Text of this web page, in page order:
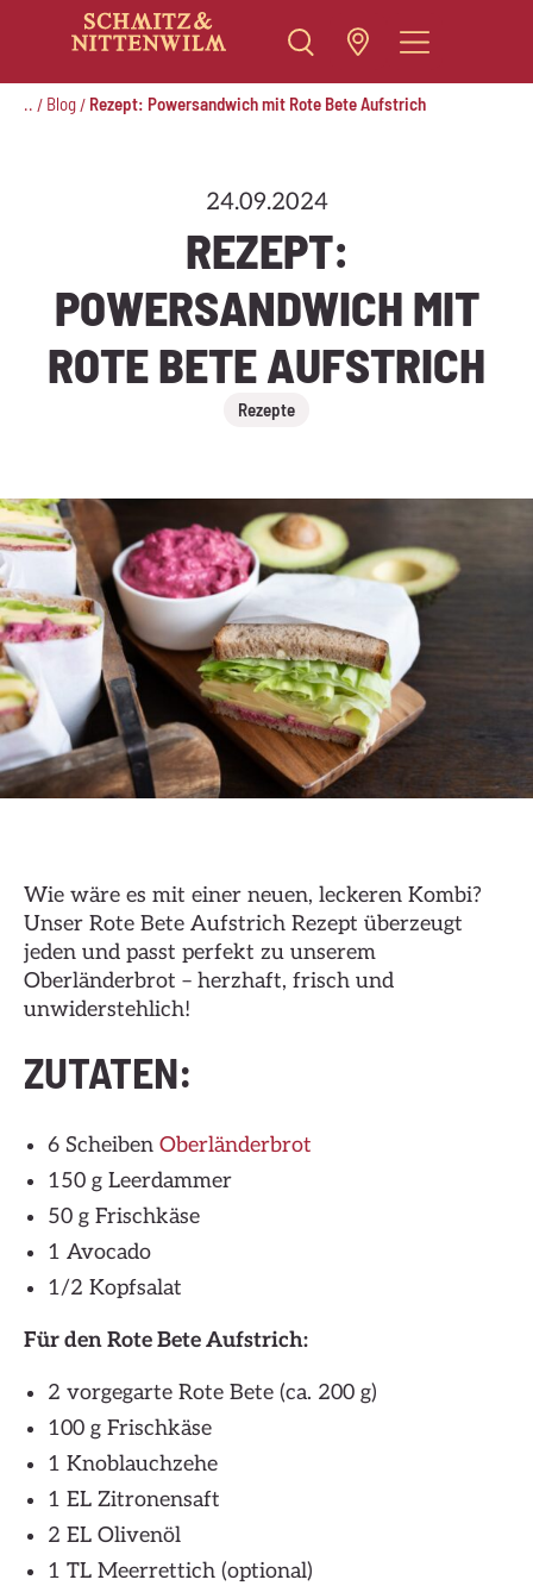
springen
.. / Blog / Rezept: Powersandwich mit Rote Bete Aufstrich
24.09.2024
REZEPT:
POWERSANDWICH MIT
ROTE BETE AUFSTRICH
Rezepte
Wie wäre es mit einer neuen, leckeren Kombi?
Unser Rote Bete Aufstrich Rezept überzeugt
jeden und passt perfekt zu unserem
Oberländerbrot – herzhaft, frisch und
unwiderstehlich!
ZUTATEN:
6 Scheiben Oberländerbrot
150 g Leerdammer
50 g Frischkäse
1 Avocado
1/2 Kopfsalat
Für den Rote Bete Aufstrich:
2 vorgegarte Rote Bete (ca. 200 g)
100 g Frischkäse
1 Knoblauchzehe
1 EL Zitronensaft
2 EL Olivenöl
1 TL Meerrettich (optional)